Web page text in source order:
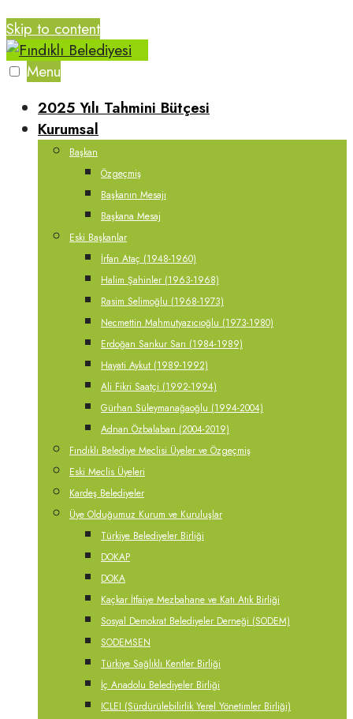
Skip to content
Menu
2025 Yılı Tahmini Bütçesi
Kurumsal
Başkan
Özgeçmiş
Başkanın Mesajı
Başkana Mesaj
Eski Başkanlar
İrfan Ataç (1948-1960)
Halim Şahinler (1963-1968)
Rasim Selimoğlu (1968-1973)
Necmettin Mahmutyazıcıoğlu (1973-1980)
Erdoğan Sankur Sarı (1984-1989)
Hayati Aykut (1989-1992)
Ali Fikri Saatçi (1992-1994)
Gürhan Süleymanağaoğlu (1994-2004)
Adnan Özbalaban (2004-2019)
Fındıklı Belediye Meclisi Üyeler ve Özgeçmiş
Eski Meclis Üyeleri
Kardeş Belediyeler
Üye Olduğumuz Kurum ve Kuruluşlar
Türkiye Belediyeler Birliği
DOKAP
DOKA
Kaçkar İtfaiye Mezbahane ve Katı Atık Birliği
Sosyal Demokrat Belediyeler Derneği (SODEM)
SODEMSEN
Türkiye Sağlıklı Kentler Birliği
İç Anadolu Belediyeler Birliği
ICLEI (Sürdürülebilirlik Yerel Yönetimler Birliği)